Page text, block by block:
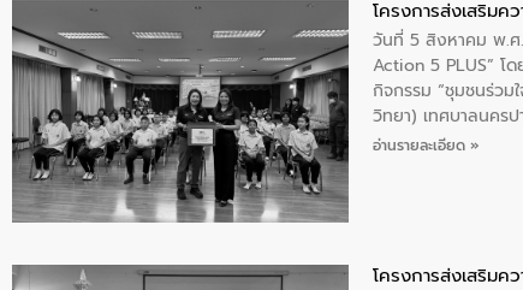
โครงการส่งเสริมค
วันที่ 5 สิงหาคม พ.ศ.
Action 5 PLUS” โ
กิจกรรม “ชุมชนร่วม
วิทยา) เทศบาลนคร
อ่านรายละเอียด »
โครงการส่งเสริมค